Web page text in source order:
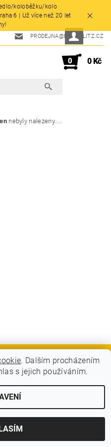
koloběžku/kolo
6 | Už více než 20 let
PRODEJNA@BLITZFLITZ.CZ
0 0 Kč
nebyly nalezeny....
osobních údajů
Shoptet
. Dalším procházením
s jejich používáním.